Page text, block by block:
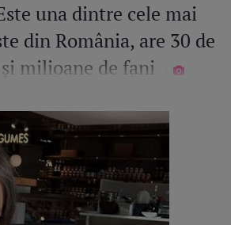
una dintre cele mai
din România, are 30 de
milioane de fani